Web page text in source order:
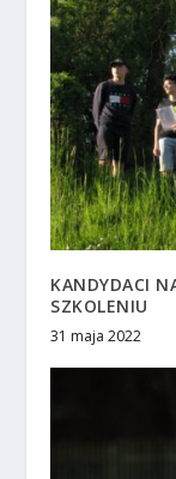
KANDYDACI
SZKOLENIU
31 maja 2022